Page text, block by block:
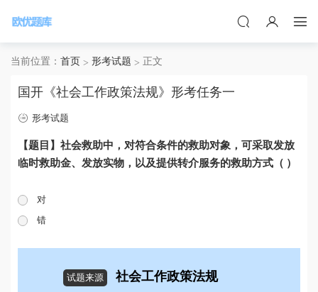
当前位置： 首页 形考试题 正文
国开《社会工作政策法规》形考任务一
形考试题
【题目】社会救助中，对符合条件的救助对象，可采取发放
临时救助金、发放实物，以及提供转介服务的救助方式（ ）
对
错
试题来源 社会工作政策法规